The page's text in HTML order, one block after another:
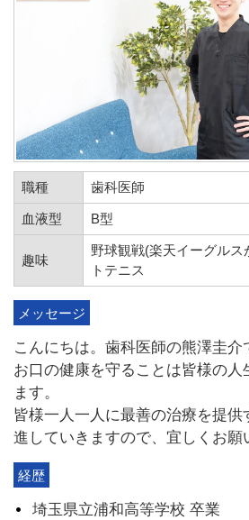
職種 歯科医師
血液型 B型
趣味
野球観戦(楽天イーグルス
トテニス
メッセージ
こんにちは。歯科医師の熊澤圭介
お口の健康を守ることは皆様の人
ます。
皆様一人一人に最善の治療を提供
進していきますので、宜しくお願
経歴
埼玉県立浦和高等学校 卒業